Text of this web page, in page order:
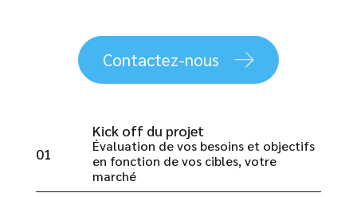
Contactez-nous
01
Kick off du projet
Évaluation de vos besoins et objectifs
en fonction de vos cibles, votre
marché